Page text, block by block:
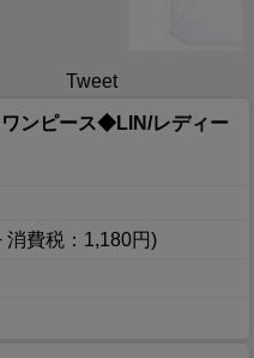
Tweet
ンピース◆LIN/レディー
消費税：1,180円)